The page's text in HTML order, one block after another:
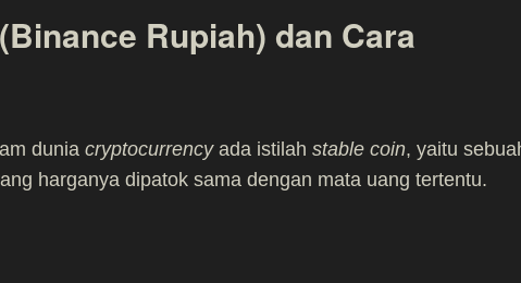
Rupiah) dan Cara
dunia cryptocurrencyada istilah stable coin, yaitu
harganya dipatok sama dengan mata uang tertentu.